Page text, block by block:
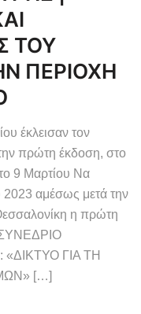
ΤΟΥ
ΠΕΡΙΟΧΗ
έκλεισαν τον
πρώτη έκδοση, στο
9 Μαρτίου Να
2023 αμέσως μετά την
η πρώτη
«ΔΙΚΤΥΟ ΓΙΑ ΤΗ
[…]